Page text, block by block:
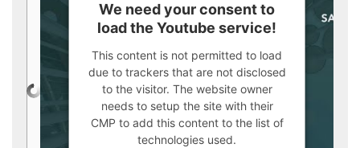
We need your consent to
load the Youtube service!
This content is not permitted to load
due to trackers that are not disclosed
to the visitor. The website owner
needs to setup the site with their
CMP to add this content to the list of
technologies used.